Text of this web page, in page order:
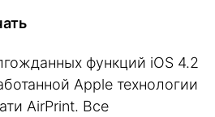
функций iOS 4.2
Apple технологии
AirPrint. Все